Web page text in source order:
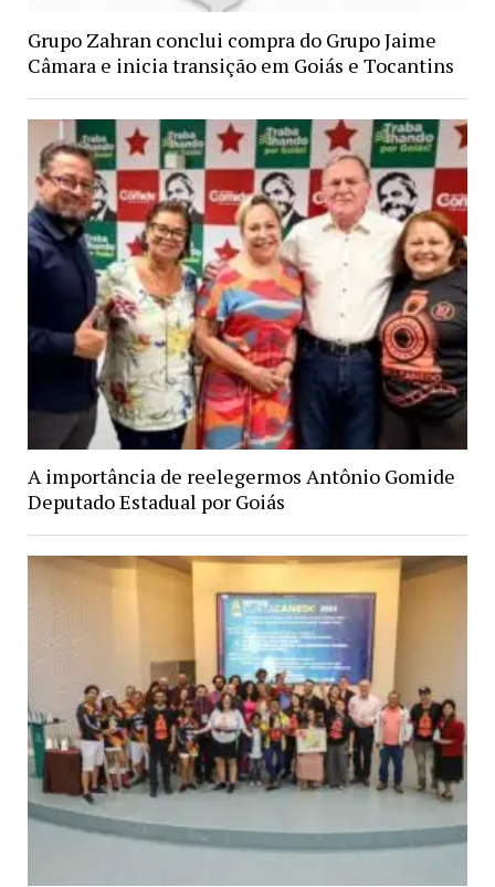
Grupo Zahran conclui compra do Grupo Jaime
Câmara e inicia transição em Goiás e Tocantins
A importância de reelegermos Antônio Gomide
Deputado Estadual por Goiás